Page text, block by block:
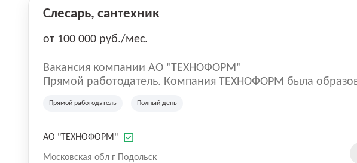
Слесарь, сантехник
от 100 000 руб./мес.
Вакансия компании АО "ТЕХНОФОРМ"
Прямой работодатель. Компания ТЕХНОФОРМ была
производителей химической промышленности.
Прямой работодатель Полный день
АО "ТЕХНОФОРМ"
Московская обл г Подольск